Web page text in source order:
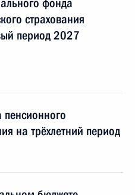
фонда
страхования
период 2027
на трёхлетний период